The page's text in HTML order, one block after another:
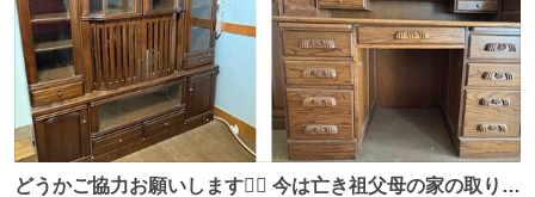
どうかご協力お願いします🙇‍♂️ 今は亡き祖父母の家の取り壊